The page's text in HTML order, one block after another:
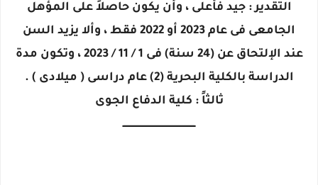
التقدير : جيد فأعلى ، وأن يكون حاصلاً على المؤهل
الجامعى فى عام 2023 أو 2022 فقط ، وألا يزيد السن
عند الإلتحاق عن (24 سنة) فى 1 / 11 / 2023 ، وتكون مدة
الدراسة بالكلية البحرية (2) عام دراسى ( ميلادى ) .
ثالثاً : كلية الدفاع الجوى
ـــــــــــــــــــــــــــــــــــــــــــــــــــ